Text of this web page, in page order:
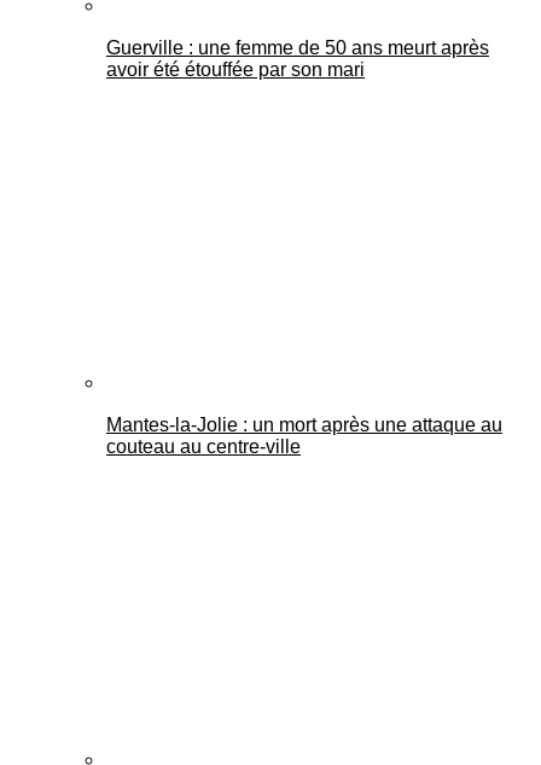
Guerville : une femme de 50 ans meurt après
avoir été étouffée par son mari
Mantes-la-Jolie : un mort après une attaque au
couteau au centre-ville